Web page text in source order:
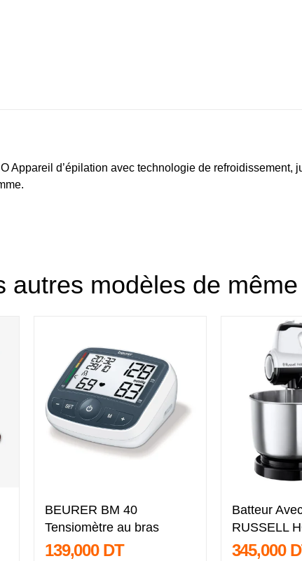
Appareil d’épilation avec technologie de
autres modèles de
BEURER BM 40
Tensiomètre au bras
139,000 DT
Batteur
RUSSELL
56 - Noir...
345,000